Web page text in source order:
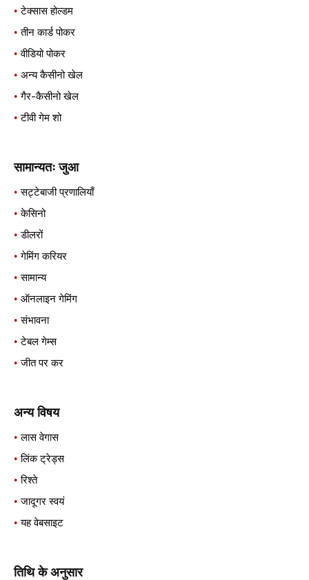
टेक्सास होल्डम
तीन कार्ड पोकर
वीडियो पोकर
अन्य कैसीनो खेल
गैर-कैसीनो खेल
टीवी गेम शो
सामान्यतः जुआ
सट्टेबाजी प्रणालियाँ
केसिनो
डीलरों
गेमिंग करियर
सामान्य
ऑनलाइन गेमिंग
संभावना
टेबल गेम्स
जीत पर कर
अन्य विषय
लास वेगास
लिंक ट्रेड्स
रिश्ते
जादूगर स्वयं
यह वेबसाइट
तिथि के अनुसार